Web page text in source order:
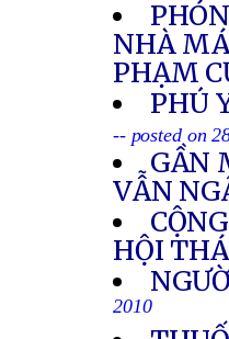
NHÀ
PHẠM
PHÚ
-- posted on
GẦN
VẪN
HỘI
2010